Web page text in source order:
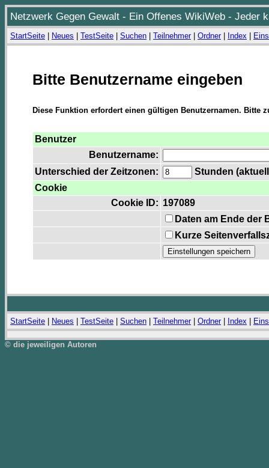
Netzwerk Gegen Gewalt - Ein Offenes WikiWeb - Jeder
StartSeite Neues TestSeite Suchen Teilnehmer| Ordner| Index
Bitte Benutzername eingeben
Diese Funktion erfordert einen gültigen Benutzernamen. Bitte
Benutzer
Benutzername:
Unterschied der Zeitzonen:
Stunden
Cookie
Cookie ID: 197089
Daten am Ende der
Kurze
StartSeite Neues TestSeite Suchen Teilnehmer| Ordner| Index
© die jeweiligen Autoren